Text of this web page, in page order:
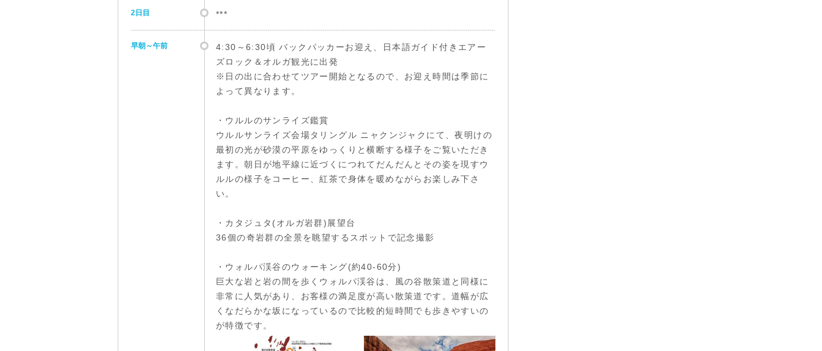
2日目 ***
早朝～午前
4:30～6:30頃 バックパッカーお迎え、日本語ガイド付きエアー
ズロック＆オルガ観光に出発
※日の出に合わせてツアー開始となるので、お迎え時間は季節に
よって異なります。
・ウルルのサンライズ鑑賞
ウルルサンライズ会場タリングル ニャクンジャクにて、夜明けの
最初の光が砂漠の平原をゆっくりと横断する様子をご覧いただき
ます。朝日が地平線に近づくにつれてだんだんとその姿を現すウ
ルルの様子をコーヒー、紅茶で身体を暖めながらお楽しみ下さ
い。
・カタジュタ(オルガ岩群)展望台
36個の奇岩群の全景を眺望するスポットで記念撮影
・ウォルパ渓谷のウォーキング(約40-60分)
巨大な岩と岩の間を歩くウォルパ渓谷は、風の谷散策道と同様に
非常に人気があり、お客様の満足度が高い散策道です。道幅が広
くなだらかな坂になっているので比較的短時間でも歩きやすいの
が特徴です。